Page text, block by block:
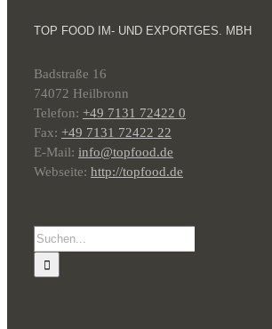
TOP FOOD IM- UND EXPORTGES. MBH
Badstraße 16
74072 Heilbronn
Telefon: +49 7131 72422 0
Fax: +49 7131 72422 22
E-Mail: info@topfood.de
Webseite: http://topfood.de
Suche
nach: